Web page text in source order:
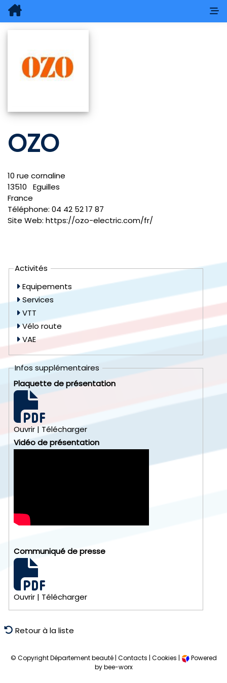
OZO
10 rue cornaline
13510
Eguilles
France
Téléphone: 04 42 52 17 87
Site Web: https://ozo-electric.com/fr/
Activités
Equipements
Services
VTT
Vélo route
VAE
Infos supplémentaires
Plaquette de présentation
Ouvrir | Télécharger
Vidéo de présentation
Communiqué de presse
Ouvrir | Télécharger
Retour à la liste
© Copyright Département beauté | Contacts | Cookies |
Powered
by bee-worx